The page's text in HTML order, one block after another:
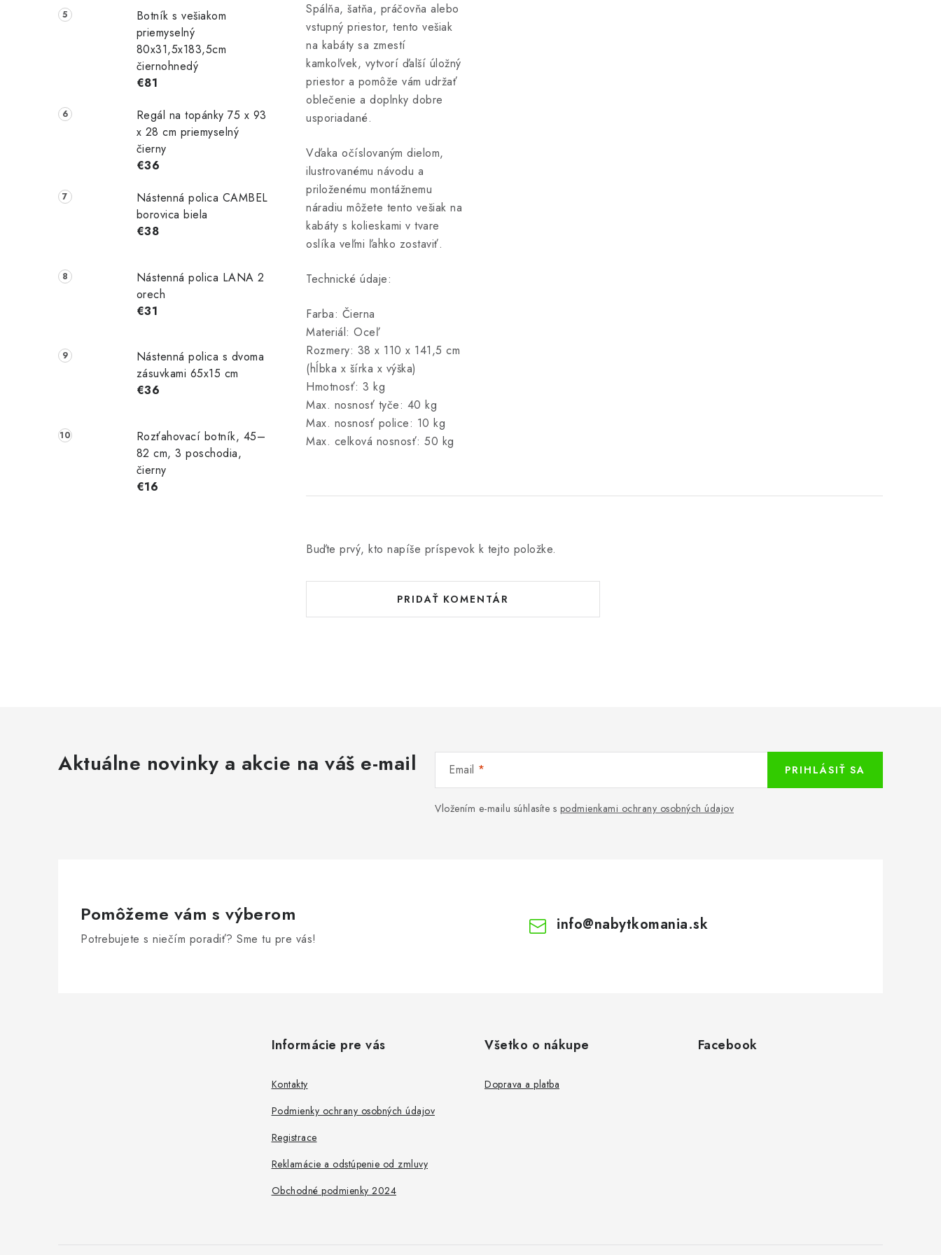
Botník s vešiakom
priemyselný
80x31,5x183,5cm
čiernohnedý
€81
Regál na topánky 75 x 93
x 28 cm priemyselný
čierny
€36
Nástenná polica CAMBEL
borovica biela
€38
Nástenná polica LANA 2
orech
€31
Nástenná polica s dvoma
zásuvkami 65x15 cm
€36
Rozťahovací botník, 45–
82 cm, 3 poschodia,
čierny
€16
Spálňa, šatňa, práčovňa alebo
vstupný priestor, tento vešiak
na kabáty sa zmestí
kamkoľvek, vytvorí ďalší úložný
priestor a pomôže vám udržať
oblečenie a doplnky dobre
usporiadané.
Vďaka očíslovaným dielom,
ilustrovanému návodu a
priloženému montážnemu
náradiu môžete tento vešiak na
kabáty s kolieskami v tvare
oslíka veľmi ľahko zostaviť.
Technické údaje:
Farba: Čierna
Materiál: Oceľ
Rozmery: 38 x 110 x 141,5 cm
(hĺbka x šírka x výška)
Hmotnosť: 3 kg
Max. nosnosť tyče: 40 kg
Max. nosnosť police: 10 kg
Max. celková nosnosť: 50 kg
Buďte prvý, kto napíše príspevok k tejto položke.
PRIDAŤ KOMENTÁR
Aktuálne novinky a akcie na váš e-mail Email
Vložením e-mailu súhlasíte s podmienkami ochrany osobných údajov
PRIHLÁSIŤ SA
Pomôžeme vám s výberom
Potrebujete s niečím poradiť? Sme tu pre vás!
info@nabytkomania.sk
Informácie pre vás
Kontakty
Podmienky ochrany osobných údajov
Registrace
Reklamácie a odstúpenie od zmluvy
Obchodné podmienky 2024
Všetko o nákupe
Doprava a platba
Facebook